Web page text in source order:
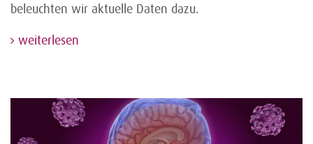
beleuchten wir aktuelle Daten dazu.
weiterlesen